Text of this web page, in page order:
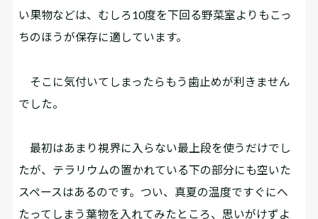
い果物などは、むしろ10度を下回る野菜室よりもこっ
ちのほうが保存に適しています。
そこに気付いてしまったらもう歯止めが利きません
でした。
最初はあまり視界に入らない最上段を使うだけでし
たが、テラリウムの置かれている下の部分にも空いた
スペースはあるのです。つい、真夏の温度ですぐにへ
たってしまう葉物を入れてみたところ、思いがけずよ